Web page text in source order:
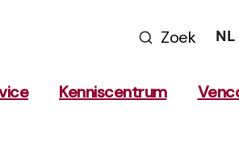
Zoek NL
Kenniscentrum